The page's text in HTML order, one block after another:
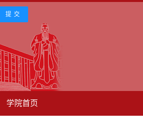
学院首页